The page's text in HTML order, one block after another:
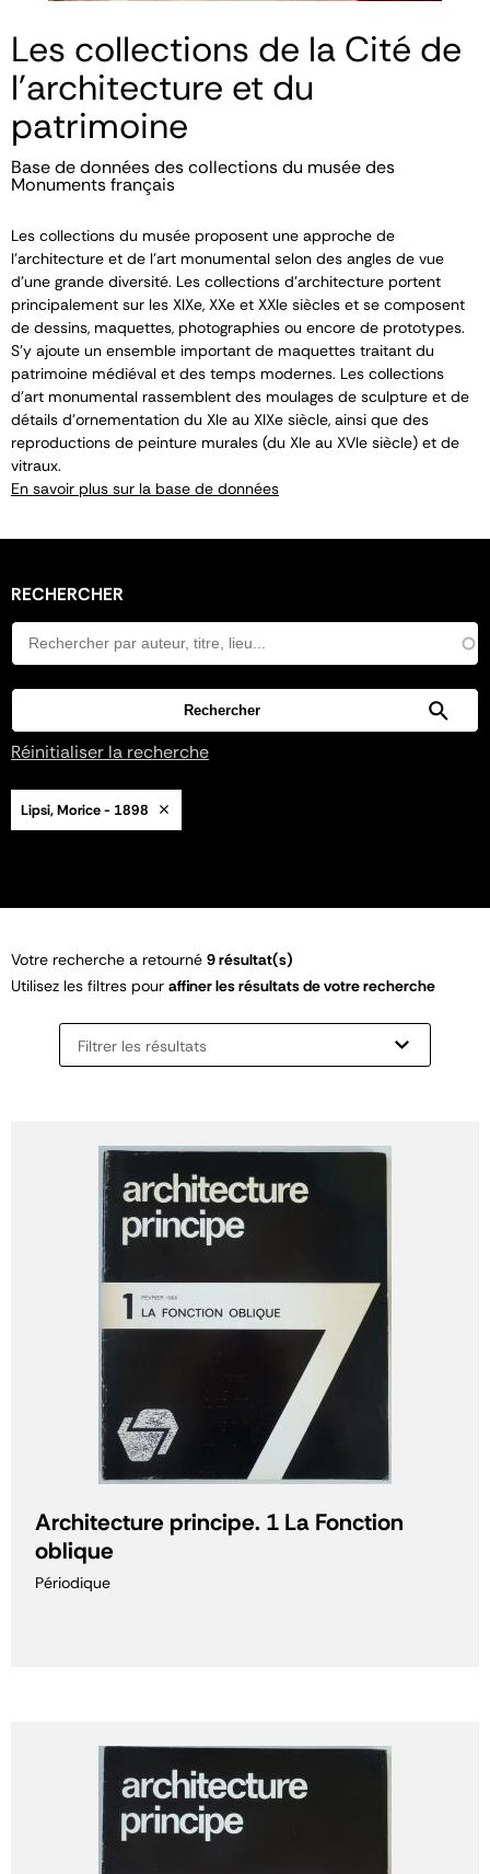
Les collections de la Cité de
l'architecture et du
patrimoine
Base de données des collections du musée des
Monuments français
Les collections du musée proposent une approche de
l’architecture et de l’art monumental selon des angles de vue
d’une grande diversité. Les collections d’architecture portent
principalement sur les XIXe, XXe et XXIe siècles et se composent
de dessins, maquettes, photographies ou encore de prototypes.
S’y ajoute un ensemble important de maquettes traitant du
patrimoine médiéval et des temps modernes. Les collections
d’art monumental rassemblent des moulages de sculpture et de
détails d’ornementation du XIe au XIXe siècle, ainsi que des
reproductions de peinture murales (du XIe au XVIe siècle) et de
vitraux.
En savoir plus sur la base de données
RECHERCHER
Réinitialiser la recherche
Lipsi, Morice - 1898
Votre recherche a retourné 9 résultat(s)
Utilisez les filtres pour affiner les résultats de votre recherche
Filtrer les résultats
Architecture principe. 1 La Fonction
oblique
Périodique